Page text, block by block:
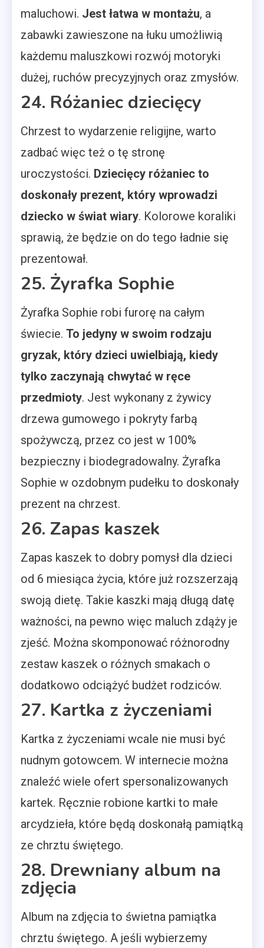
maluchowi. Jest łatwa w montażu, a
zabawki zawieszone na łuku umożliwią
każdemu maluszkowi rozwój motoryki
dużej, ruchów precyzyjnych oraz zmysłów.
24. Różaniec dziecięcy
Chrzest to wydarzenie religijne, warto
zadbać więc też o tę stronę
uroczystości. Dziecięcy różaniec to
doskonały prezent, który wprowadzi
dziecko w świat wiary. Kolorowe koraliki
sprawią, że będzie on do tego ładnie się
prezentował.
25. Żyrafka Sophie
Żyrafka Sophie robi furorę na całym
świecie. To jedyny w swoim rodzaju
gryzak, który dzieci uwielbiają, kiedy
tylko zaczynają chwytać w ręce
przedmioty. Jest wykonany z żywicy
drzewa gumowego i pokryty farbą
spożywczą, przez co jest w 100%
bezpieczny i biodegradowalny. Żyrafka
Sophie w ozdobnym pudełku to doskonały
prezent na chrzest.
26. Zapas kaszek
Zapas kaszek to dobry pomysł dla dzieci
od 6 miesiąca życia, które już rozszerzają
swoją dietę. Takie kaszki mają długą datę
ważności, na pewno więc maluch zdąży je
zjeść. Można skomponować różnorodny
zestaw kaszek o różnych smakach o
dodatkowo odciążyć budżet rodziców.
27. Kartka z życzeniami
Kartka z życzeniami wcale nie musi być
nudnym gotowcem. W internecie można
znaleźć wiele ofert spersonalizowanych
kartek. Ręcznie robione kartki to małe
arcydzieła, które będą doskonałą pamiątką
ze chrztu świętego.
28. Drewniany album na
zdjęcia
Album na zdjęcia to świetna pamiątka
chrztu świętego. A jeśli wybierzemy